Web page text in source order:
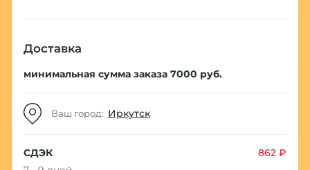
Доставка
минимальная сумма заказа 7000 руб.
Ваш город: Иркутск
СДЭК
862 ₽